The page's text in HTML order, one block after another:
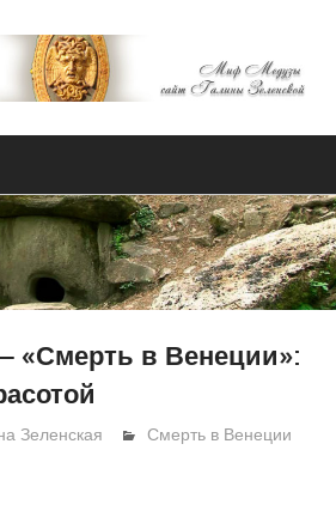
«Смерть в Венеции»:
Зеленская Смерть в Венеции